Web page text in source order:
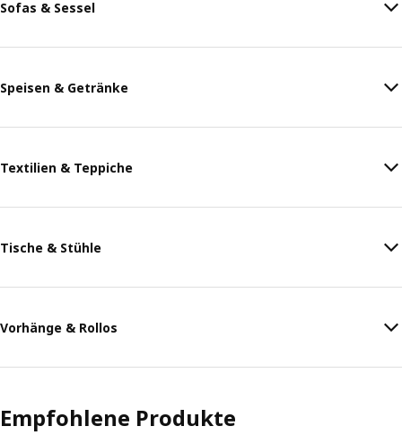
Sofas & Sessel
Speisen & Getränke
Textilien & Teppiche
Tische & Stühle
Vorhänge & Rollos
Empfohlene Produkte